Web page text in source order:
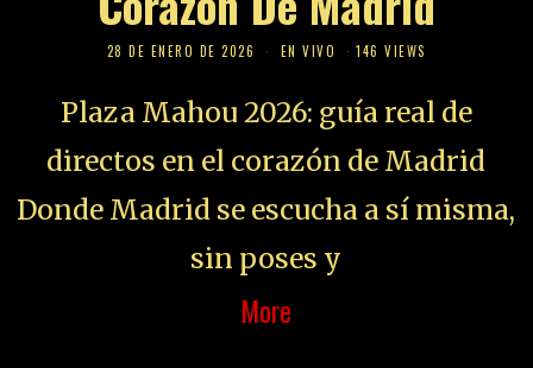
28 DE ENERO DE 2026 EN VIVO 146 VIEWS
Plaza Mahou 2026: guía real de
directos en el corazón de Madrid
Donde Madrid se escucha a sí misma,
sin poses y
More